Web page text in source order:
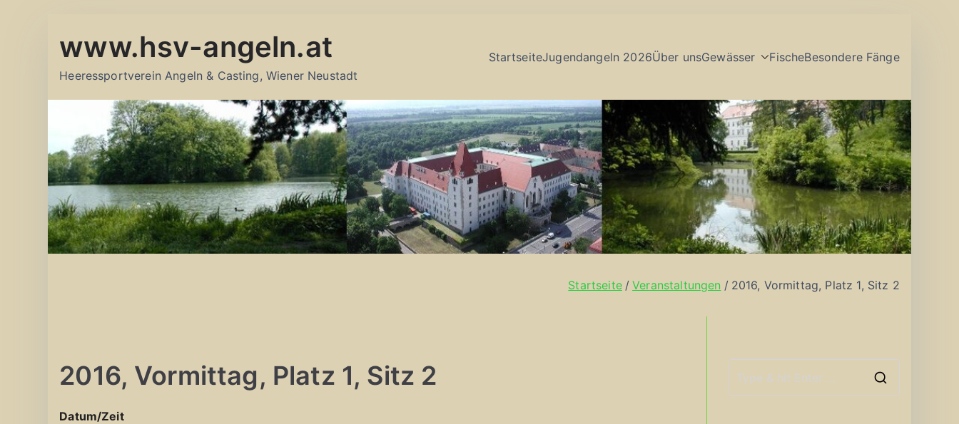
Inhalt
www.hsv-angeln.at
Heeressportverein Angeln & Casting, Wiener Neustadt
StartseiteJugendangeln 2026Über unsGewässer FischeBesondere Fänge
Startseite Veranstaltungen 2016, Vormittag, Platz 1, Sitz 2
2016, Vormittag, Platz 1, Sitz 2
Datum/Zeit